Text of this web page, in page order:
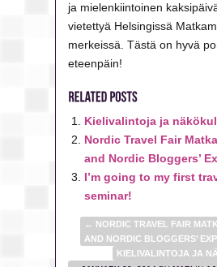
ja mielenkiintoinen
vietettyä Helsingissä
merkeissä. Tästä on hyvä
eteenpäin!
Kielivalintoja ja
Nordic Travel Fair
and Nordic Bloggers’
I’m going to my first
seminar!
← NORDIC TRAVEL FAIR
AND NORDIC BLOGGERS’
KIELIVALINTOJA JA